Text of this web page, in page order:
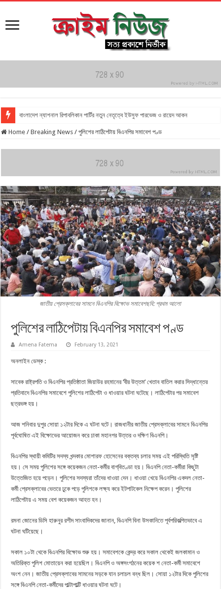
বাংলাদেশ ন্যাশনাল রিপাবলিকান পার্টির নতুন নেতৃত্বে ইউসুফ পারভেজ ও রায়েদ আকন
Home / Breaking News / পুলিশের লাঠিপেটায় বিএনপির সমাবেশ পণ্ড
জাতীয় প্রেসক্লাবের সামনে বিএনপির বিক্ষোভ সমাবেশছবি: প্রথম আলো
পুলিশের লাঠিপেটায় বিএনপির সমাবেশ পণ্ড
Amena Fatema February 13, 2021
অনলাইন ডেস্ক :
সাবেক রাষ্ট্রপতি ও বিএনপির প্রতিষ্ঠাতা জিয়াউর রহমানের ‘বীর উত্তম’ খেতাব বাতিল করার সিদ্ধান্তের
প্রতিবাদে বিএনপির সমাবেশে পুলিশের লাঠিপেটা ও ধাওয়ার ঘটনা ঘটেছে। লাঠিপেটার পর সমাবেশ
ছত্রভঙ্গ হয়।
আজ শনিবার দুপুর সোয়া ১২টার দিকে এ ঘটনা ঘটে। রাজধানীর জাতীয় প্রেসক্লাবের সামনে বিএনপির
পূর্বঘোষিত এই বিক্ষোভের আয়োজন করে ঢাকা মহানগর উত্তর ও দক্ষিণ বিএনপি।
বিএনপির স্থায়ী কমিটির সদস্য খন্দকার মোশারফ হোসেনের বক্তব্য চলার সময় এই পরিস্থিতি সৃষ্টি
হয়। সে সময় পুলিশের সঙ্গে কয়েকজন নেতা-কর্মীর বাগ্‌বিতণ্ডা হয়। বিএনপি নেতা-কর্মীরা কিছুটা
উত্তেজিত হয়ে পড়েন। পুলিশের সদস্যরা তাঁদের ধাওয়া দেন। ধাওয়া খেয়ে বিএনপির একদল নেতা-
কর্মী প্রেসক্লাবের ভেতরে ঢুকে পড়ে পুলিশকে লক্ষ্য করে ইটপাটকেল নিক্ষেপ করেন। পুলিশের
লাঠিপেটায় এ সময় বেশ কয়েকজন আহত হন।
রমনা জোনের ডিসি হারুনুর রশীদ সাংবাদিকদের জানান, বিএনপি বিনা উসকানিতে পূর্বপরিকল্পিতভাবে এ
ঘটনা ঘটিয়েছে।
সকাল ১০টা থেকে বিএনপির বিক্ষোভ শুরু হয়। সমাবেশকে কেন্দ্র করে সকাল থেকেই জলকামান ও
অতিরিক্ত পুলিশ মোতায়েন করা হয়েছিল। বিএনপি ও অঙ্গসংগঠনের কয়েক শ নেতা-কর্মী সমাবেশে
অংশ নেন। জাতীয় প্রেসক্লাবের সামনের সড়কে যান চলাচল বন্ধ ছিল। সোয়া ১২টার দিকে পুলিশের
সঙ্গে বিএনপি নেতা-কর্মীদের পাল্টাপাল্টি ধাওয়ার ঘটনা ঘটে।